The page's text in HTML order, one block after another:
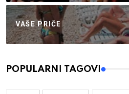
VAŠE PRIČE
POPULARNI TAGOVI